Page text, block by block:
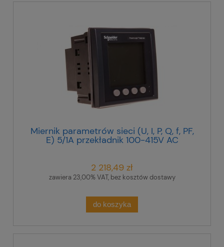
Miernik parametrów sieci (U, I, P, Q, f, PF,
E) 5/1A przekładnik 100-415V AC
tablicowy 96x96mm METSEPM5100
2 218,49 zł
zawiera 23,00% VAT, bez kosztów dostawy
do koszyka